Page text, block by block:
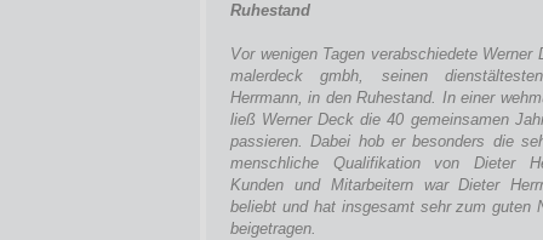
Ruhestand
Vor wenigen Tagen verabschiedete Werner
malerdeck gmbh, seinen
Herrmann, in den Ruhestand. In einer
ließ Werner Deck die 40 gemeinsamen
passieren. Dabei hob er besonders die
menschliche Qualifikation von Dieter
Kunden und Mitarbeitern war Dieter
beliebt und hat insgesamt sehr zum guten
beigetragen.